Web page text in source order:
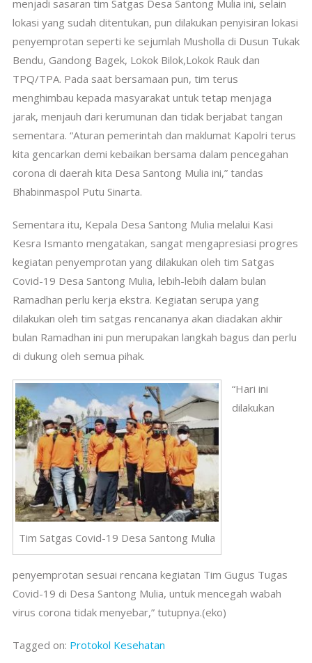
menjadi sasaran tim Satgas Desa Santong Mulia ini, selain
lokasi yang sudah ditentukan, pun dilakukan penyisiran lokasi
penyemprotan seperti ke sejumlah Musholla di Dusun Tukak
Bendu, Gandong Bagek, Lokok Bilok,Lokok Rauk dan
TPQ/TPA. Pada saat bersamaan pun, tim terus
menghimbau kepada masyarakat untuk tetap menjaga
jarak, menjauh dari kerumunan dan tidak berjabat tangan
sementara. “Aturan pemerintah dan maklumat Kapolri terus
kita gencarkan demi kebaikan bersama dalam pencegahan
corona di daerah kita Desa Santong Mulia ini,” tandas
Bhabinmaspol Putu Sinarta.
Sementara itu, Kepala Desa Santong Mulia melalui Kasi
Kesra Ismanto mengatakan, sangat mengapresiasi progres
kegiatan penyemprotan yang dilakukan oleh tim Satgas
Covid-19 Desa Santong Mulia, lebih-lebih dalam bulan
Ramadhan perlu kerja ekstra. Kegiatan serupa yang
dilakukan oleh tim satgas rencananya akan diadakan akhir
bulan Ramadhan ini pun merupakan langkah bagus dan perlu
di dukung oleh semua pihak.
Tim Satgas Covid-19 Desa Santong Mulia
“Hari ini
dilakukan
penyemprotan sesuai rencana kegiatan Tim Gugus Tugas
Covid-19 di Desa Santong Mulia, untuk mencegah wabah
virus corona tidak menyebar,” tutupnya.(eko)
Tagged on: Protokol Kesehatan